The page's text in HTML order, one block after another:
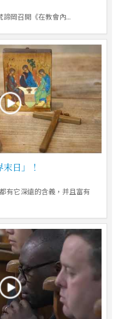
岡召開《在教會內...
日」！
有它深遠的含義，并且富有